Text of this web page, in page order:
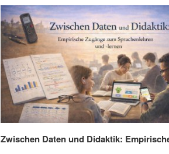
Zwischen Daten und Didaktik: